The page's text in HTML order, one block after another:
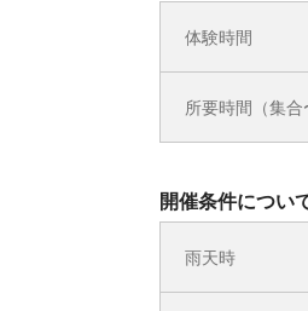
体験時間
所要時間（集合
開催条件につい
雨天時